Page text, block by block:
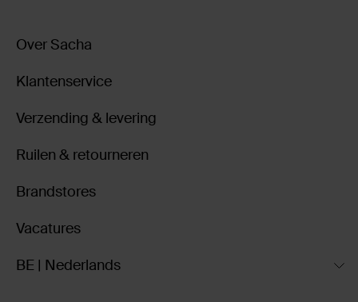
Over Sacha
Klantenservice
Verzending & levering
Ruilen & retourneren
Brandstores
Vacatures
BE | Nederlands